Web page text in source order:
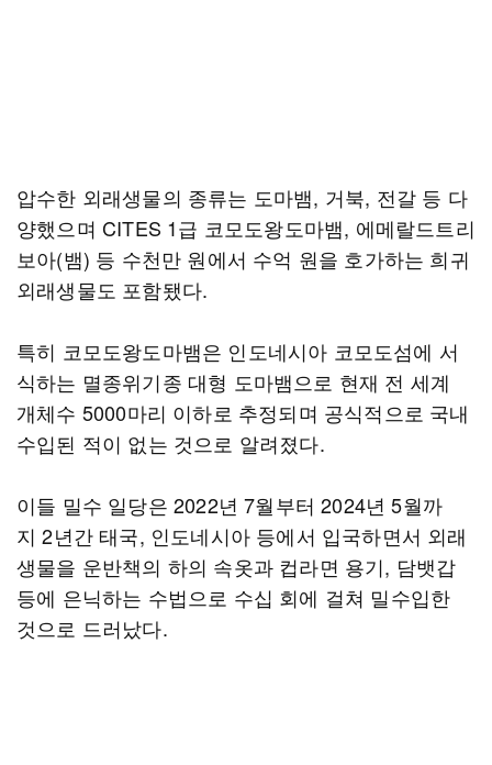
압수한 외래생물의 종류는 도마뱀, 거북, 전갈 등 다
양했으며 CITES 1급 코모도왕도마뱀, 에메랄드트리
보아(뱀) 등 수천만 원에서 수억 원을 호가하는 희귀
외래생물도 포함됐다.
특히 코모도왕도마뱀은 인도네시아 코모도섬에 서
식하는 멸종위기종 대형 도마뱀으로 현재 전 세계
개체수 5000마리 이하로 추정되며 공식적으로 국내
수입된 적이 없는 것으로 알려졌다.
이들 밀수 일당은 2022년 7월부터 2024년 5월까
지 2년간 태국, 인도네시아 등에서 입국하면서 외래
생물을 운반책의 하의 속옷과 컵라면 용기, 담뱃갑
등에 은닉하는 수법으로 수십 회에 걸쳐 밀수입한
것으로 드러났다.